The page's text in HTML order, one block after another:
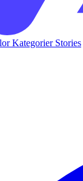
Kategorier Stories